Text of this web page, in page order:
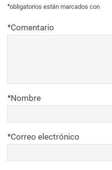
obligatorios están marcados con
*
Comentario
*
Nombre
*
Correo electrónico
*